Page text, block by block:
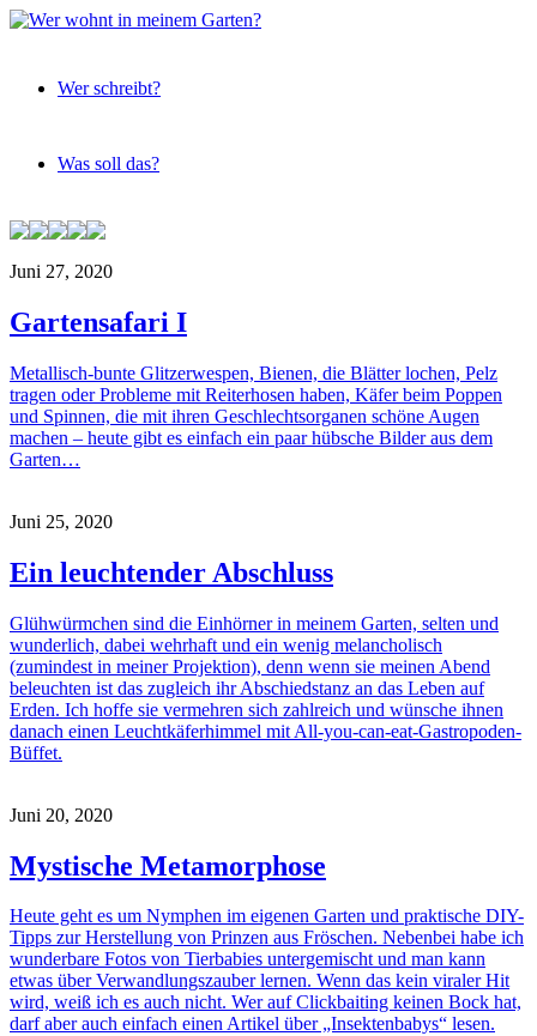
Wer
in
meinem
Garten?
vor der
Terrassentür
Wer schreibt?
Was soll das?
to
Juni 27, 2020
Gartensafari I
Metallisch-bunte Glitzerwespen, Bienen, die Blätter lochen, Pelz
tragen oder Probleme mit Reiterhosen haben, Käfer beim Poppen
und Spinnen, die mit ihren Geschlechtsorganen schöne Augen
machen – heute gibt es einfach ein paar hübsche Bilder aus dem
Garten…
Juni 25, 2020
Ein leuchtender Abschluss
Glühwürmchen sind die Einhörner in meinem Garten, selten und
wunderlich, dabei wehrhaft und ein wenig melancholisch
(zumindest in meiner Projektion), denn wenn sie meinen Abend
beleuchten ist das zugleich ihr Abschiedstanz an das Leben auf
Erden. Ich hoffe sie vermehren sich zahlreich und wünsche ihnen
danach einen Leuchtkäferhimmel mit All-you-can-eat-Gastropoden-
Büffet.
Juni 20, 2020
Mystische Metamorphose
Heute geht es um Nymphen im eigenen Garten und praktische DIY-
Tipps zur Herstellung von Prinzen aus Fröschen. Nebenbei habe ich
wunderbare Fotos von Tierbabies untergemischt und man kann
etwas über Verwandlungszauber lernen. Wenn das kein viraler Hit
wird, weiß ich es auch nicht. Wer auf Clickbaiting keinen Bock hat,
darf aber auch einfach einen Artikel über „Insektenbabys“ lesen.